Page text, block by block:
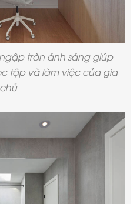
tràn ánh sáng giúp
tập và làm việc của gia
chủ